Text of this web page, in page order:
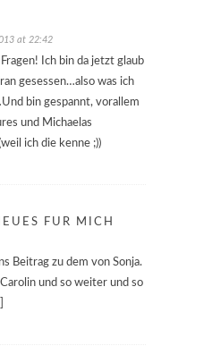
at 22:42
Ich bin da jetzt glaub
gesessen…also was ich
bin gespannt, vorallem
und Michaelas
ich die kenne ;))
FÜR MICH
Beitrag zu dem von Sonja.
und so weiter und so